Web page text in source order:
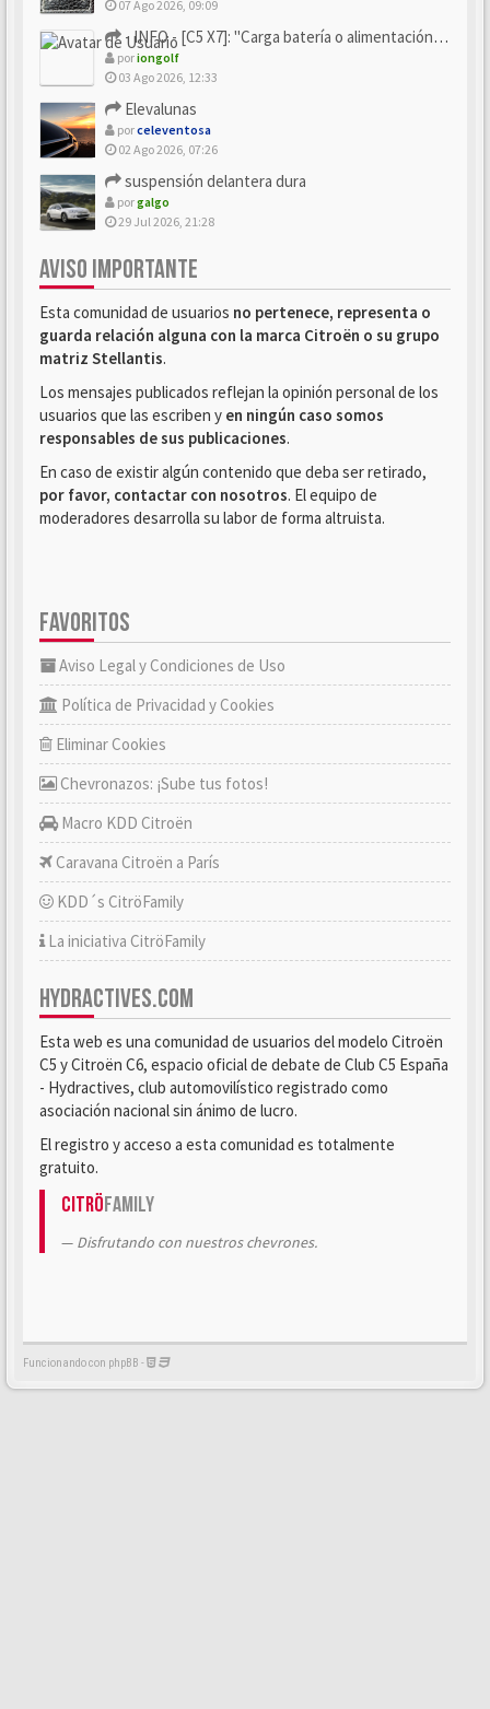
07 Ago 2026, 09:09
- INFO - [C5 X7]: "Carga batería o alimentación eléctri...
poriongolf
03 Ago 2026, 12:33
Elevalunas
porceleventosa
02 Ago 2026, 07:26
suspensión delantera dura
porgalgo
29 Jul 2026, 21:28
AVISO IMPORTANTE
Esta comunidad de usuarios no pertenece, representa o
guarda relación alguna con la marca Citroën o su grupo
matriz Stellantis.
Los mensajes publicados reflejan la opinión personal de los
usuarios que las escriben y en ningún caso somos
responsables de sus publicaciones.
En caso de existir algún contenido que deba ser retirado,
por favor, contactar con nosotros. El equipo de
moderadores desarrolla su labor de forma altruista.
FAVORITOS
Aviso Legal y Condiciones de Uso
Política de Privacidad y Cookies
Eliminar Cookies
Chevronazos: ¡Sube tus fotos!
Macro KDD Citroën
Caravana Citroën a París
KDD´s CitröFamily
La iniciativa CitröFamily
HYDRACTIVES.COM
Esta web es una comunidad de usuarios del modelo Citroën
C5 y Citroën C6, espacio oficial de debate de Club C5 España
- Hydractives, club automovilístico registrado como
asociación nacional sin ánimo de lucro.
El registro y acceso a esta comunidad es totalmente
gratuito.
CitröFamily
Disfrutando con nuestros chevrones.
Funcionando con phpBB -